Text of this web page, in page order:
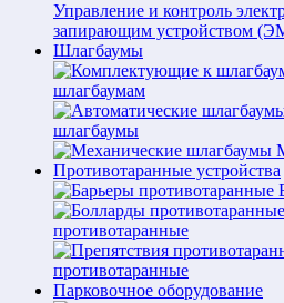
Управление и контроль
запирающим устройством
Шлагбаумы
шлагбаумам
шлагбаумы
Противотаранные устройства
противотаранные
противотаранные
Парковочное оборудование